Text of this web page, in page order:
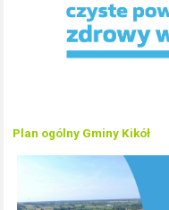
Plan ogólny Gminy Kikół